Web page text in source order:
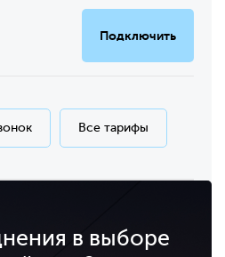
Подключить
Все тарифы
в выборе